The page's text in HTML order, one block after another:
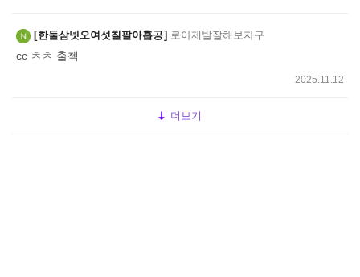
한둘삼넷오여섯칠팔아홉공 로아제발잘해보자구
cc ㅊㅊ 출첵
2025.11.12
더보기